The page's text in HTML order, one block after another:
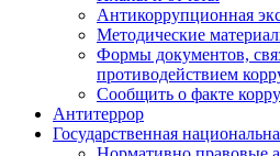
Антикоррупционная
Методические
Формы документов,
противодействием
Сообщить о факте
Антитеррор
Государственная